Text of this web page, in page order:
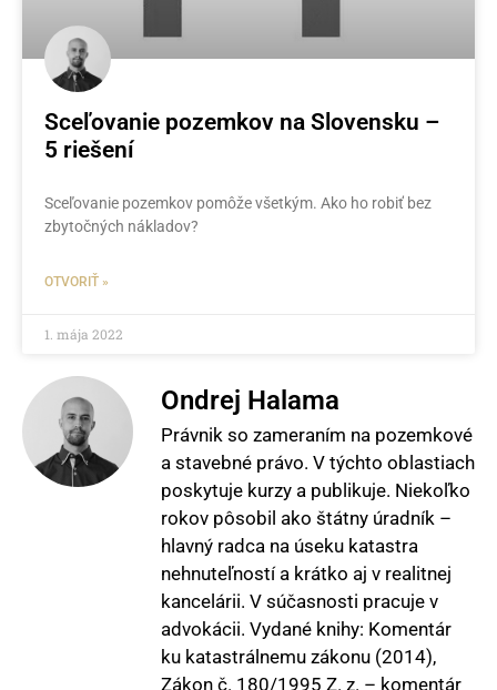
Sceľovanie pozemkov na Slovensku –
5 riešení
Sceľovanie pozemkov pomôže všetkým. Ako ho robiť bez
zbytočných nákladov?
OTVORIŤ »
1. mája 2022
Ondrej Halama
Právnik so zameraním na pozemkové
a stavebné právo. V týchto oblastiach
poskytuje kurzy a publikuje. Niekoľko
rokov pôsobil ako štátny úradník –
hlavný radca na úseku katastra
nehnuteľností a krátko aj v realitnej
kancelárii. V súčasnosti pracuje v
advokácii. Vydané knihy: Komentár
ku katastrálnemu zákonu (2014),
Zákon č. 180/1995 Z. z. – komentár